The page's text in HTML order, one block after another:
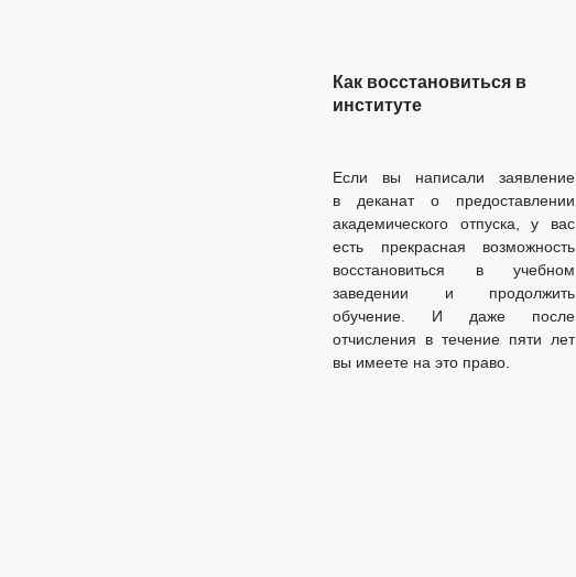
Как восстановиться в
институте
Если вы написали заявление
в деканат о предоставлении
академического отпуска, у вас
есть прекрасная возможность
восстановиться в учебном
заведении и продолжить
обучение. И даже после
отчисления в течение пяти лет
вы имеете на это право.